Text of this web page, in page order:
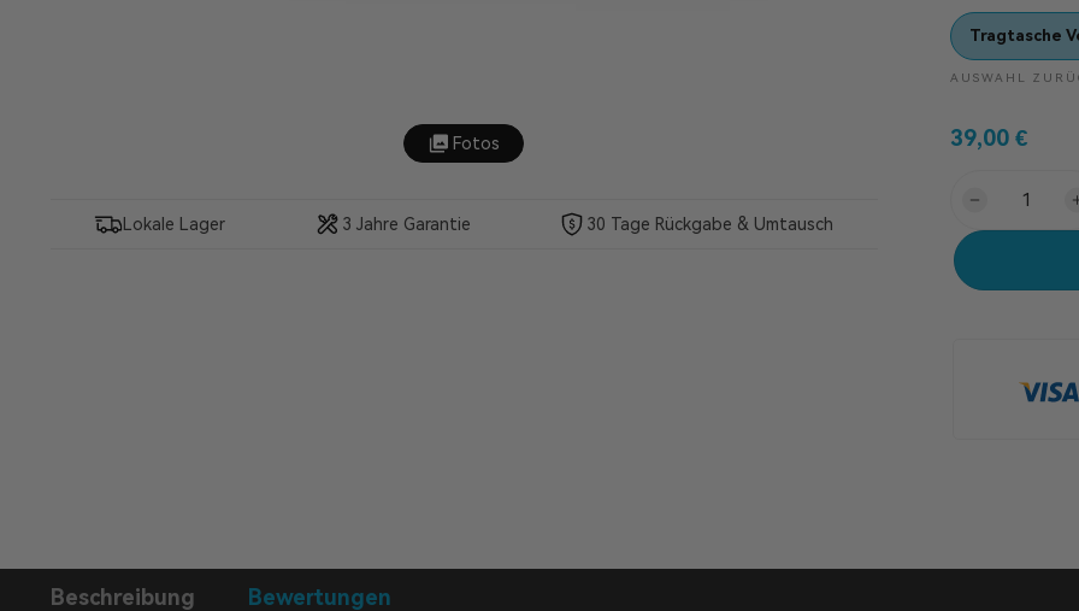
Fotos
Lokale Lager 3 Jahre Garantie 30 Tage Rückgabe & Umtausch
Tragtasche
AUSWAHL
39,00 €
Beschreibung Bewertungen